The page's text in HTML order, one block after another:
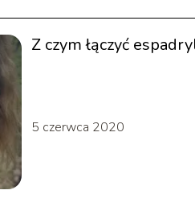
Z czym łączyć
5 czerwca 2020